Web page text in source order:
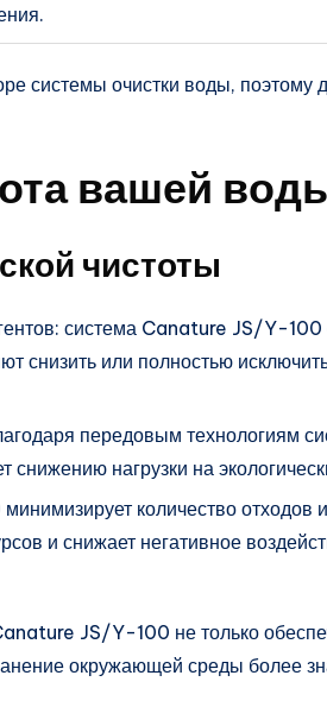
системы очистки воды, поэтому
вашей
чистоты
система Canature JS/Y-100
снизить или полностью
передовым технологиям
снижению нагрузки на
количество отходов
и снижает негативное
JS/Y-100 не только
окружающей среды более